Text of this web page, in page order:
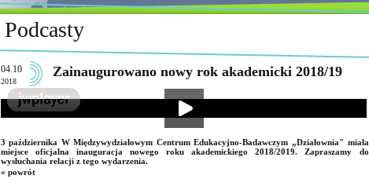
Podcasty
04.10
2018
Zainaugurowano nowy rok akademicki 2018/19
3 października W Międzywydziałowym Centrum Edukacyjno-Badawczym „Działownia" miała
miejsce oficjalna inauguracja nowego roku akademickiego 2018/2019. Zapraszamy do
wysłuchania relacji z tego wydarzenia.
« powrót